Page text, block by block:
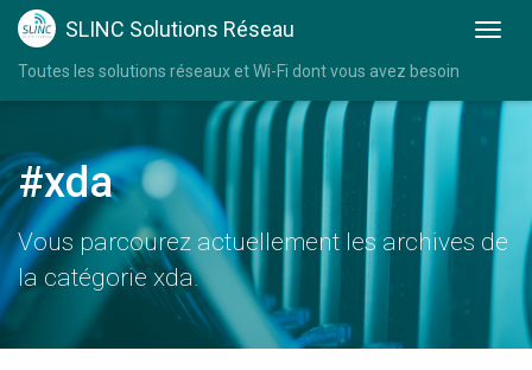
SLINC Solutions Réseau
Toutes les solutions réseaux et Wi-Fi dont vous avez besoin
#xda
Vous parcourez actuellement les archives de
la catégorie xda.